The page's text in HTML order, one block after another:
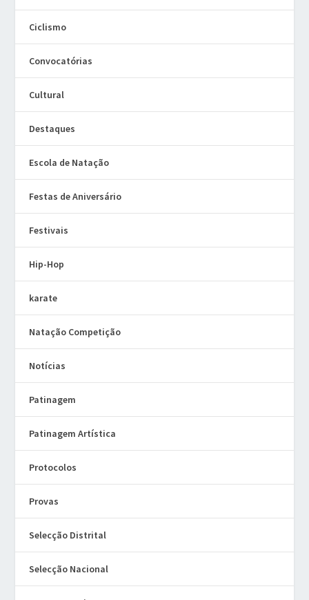
Ciclismo
Convocatórias
Cultural
Destaques
Escola de Natação
Festas de Aniversário
Festivais
Hip-Hop
karate
Natação Competição
Notícias
Patinagem
Patinagem Artística
Protocolos
Provas
Selecção Distrital
Selecção Nacional